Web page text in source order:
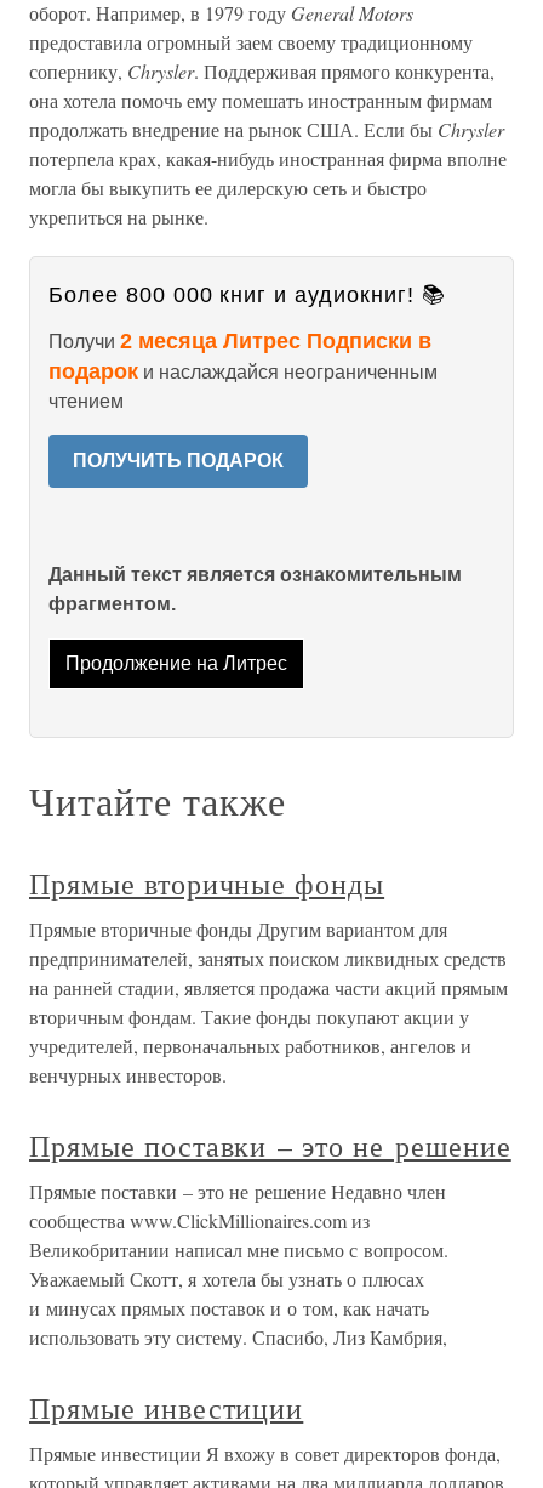
оборот. Например, в 1979 годуGeneral Motors
предоставила огромный заем своему традиционному
сопернику, Chrysler. Поддерживая прямого конкурента,
она хотела помочь ему помешать иностранным фирмам
продолжать внедрение на рынок США. Если бы Chrysler
потерпела крах, какая-нибудь иностранная фирма вполне
могла бы выкупить ее дилерскую сеть и быстро
укрепиться на рынке.
Более 800 000 книг и аудиокниг! 📚
Получи 2 месяца Литрес Подписки в
подарок и наслаждайся неограниченным
чтением
ПОЛУЧИТЬ ПОДАРОК
Данный текст является ознакомительным
фрагментом.
Продолжение на Литрес
Читайте также
Прямые вторичные фонды
Прямые вторичные фонды Другим вариантом для
предпринимателей, занятых поиском ликвидных средств
на ранней стадии, является продажа части акций прямым
вторичным фондам. Такие фонды покупают акции у
учредителей, первоначальных работников, ангелов и
венчурных инвесторов.
Прямые поставки – это не решение
Прямые поставки – это не решение Недавно член
сообщества www.ClickMillionaires.com из
Великобритании написал мне письмо с вопросом.
Уважаемый Скотт, я хотела бы узнать о плюсах
и минусах прямых поставок и о том, как начать
использовать эту систему. Спасибо, Лиз Камбрия,
Прямые инвестиции
Прямые инвестиции Я вхожу в совет директоров фонда,